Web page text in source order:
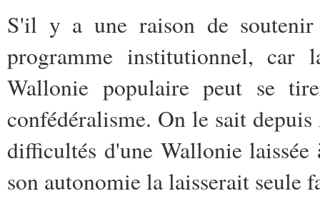
S'il y a une raison de soutenir
programme institutionnel,
Wallonie populaire peut se
confédéralisme. On le sait
difficultés d'une Wallonie
son autonomie la laisserait seule